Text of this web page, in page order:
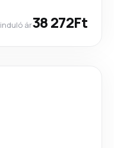
induló ár38 272Ft